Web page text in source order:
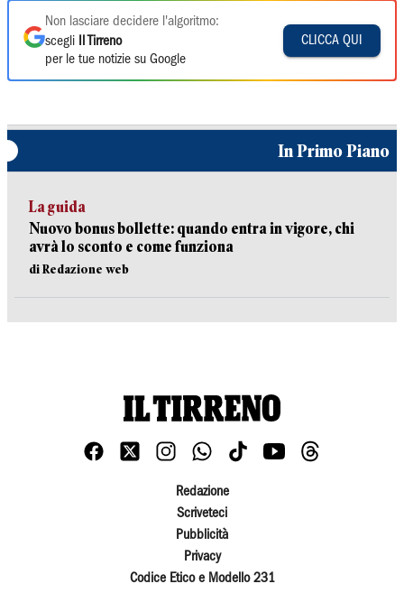
Non lasciare decidere l'algoritmo:
scegli
Il Tirreno
per le tue notizie su Google
CLICCA QUI
In Primo Piano
La guida
Nuovo bonus bollette: quando entra in vigore, chi
avrà lo sconto e come funziona
di Redazione web
Redazione
Scriveteci
Pubblicità
Privacy
Codice Etico e Modello 231